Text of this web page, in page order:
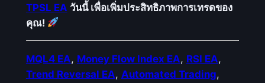
TPSL EA วันนี้ เพื่อเพิ่มประสิทธิภาพการเทรดของ
คุณ!
MQL4 EA, Money Flow Index EA, RSI EA,
Trend Reversal EA, Automated Trading,